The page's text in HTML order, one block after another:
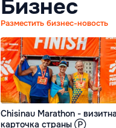
Бизнес
Разместить бизнес-новость
Chisinau Marathon -
карточка страны Ⓟ